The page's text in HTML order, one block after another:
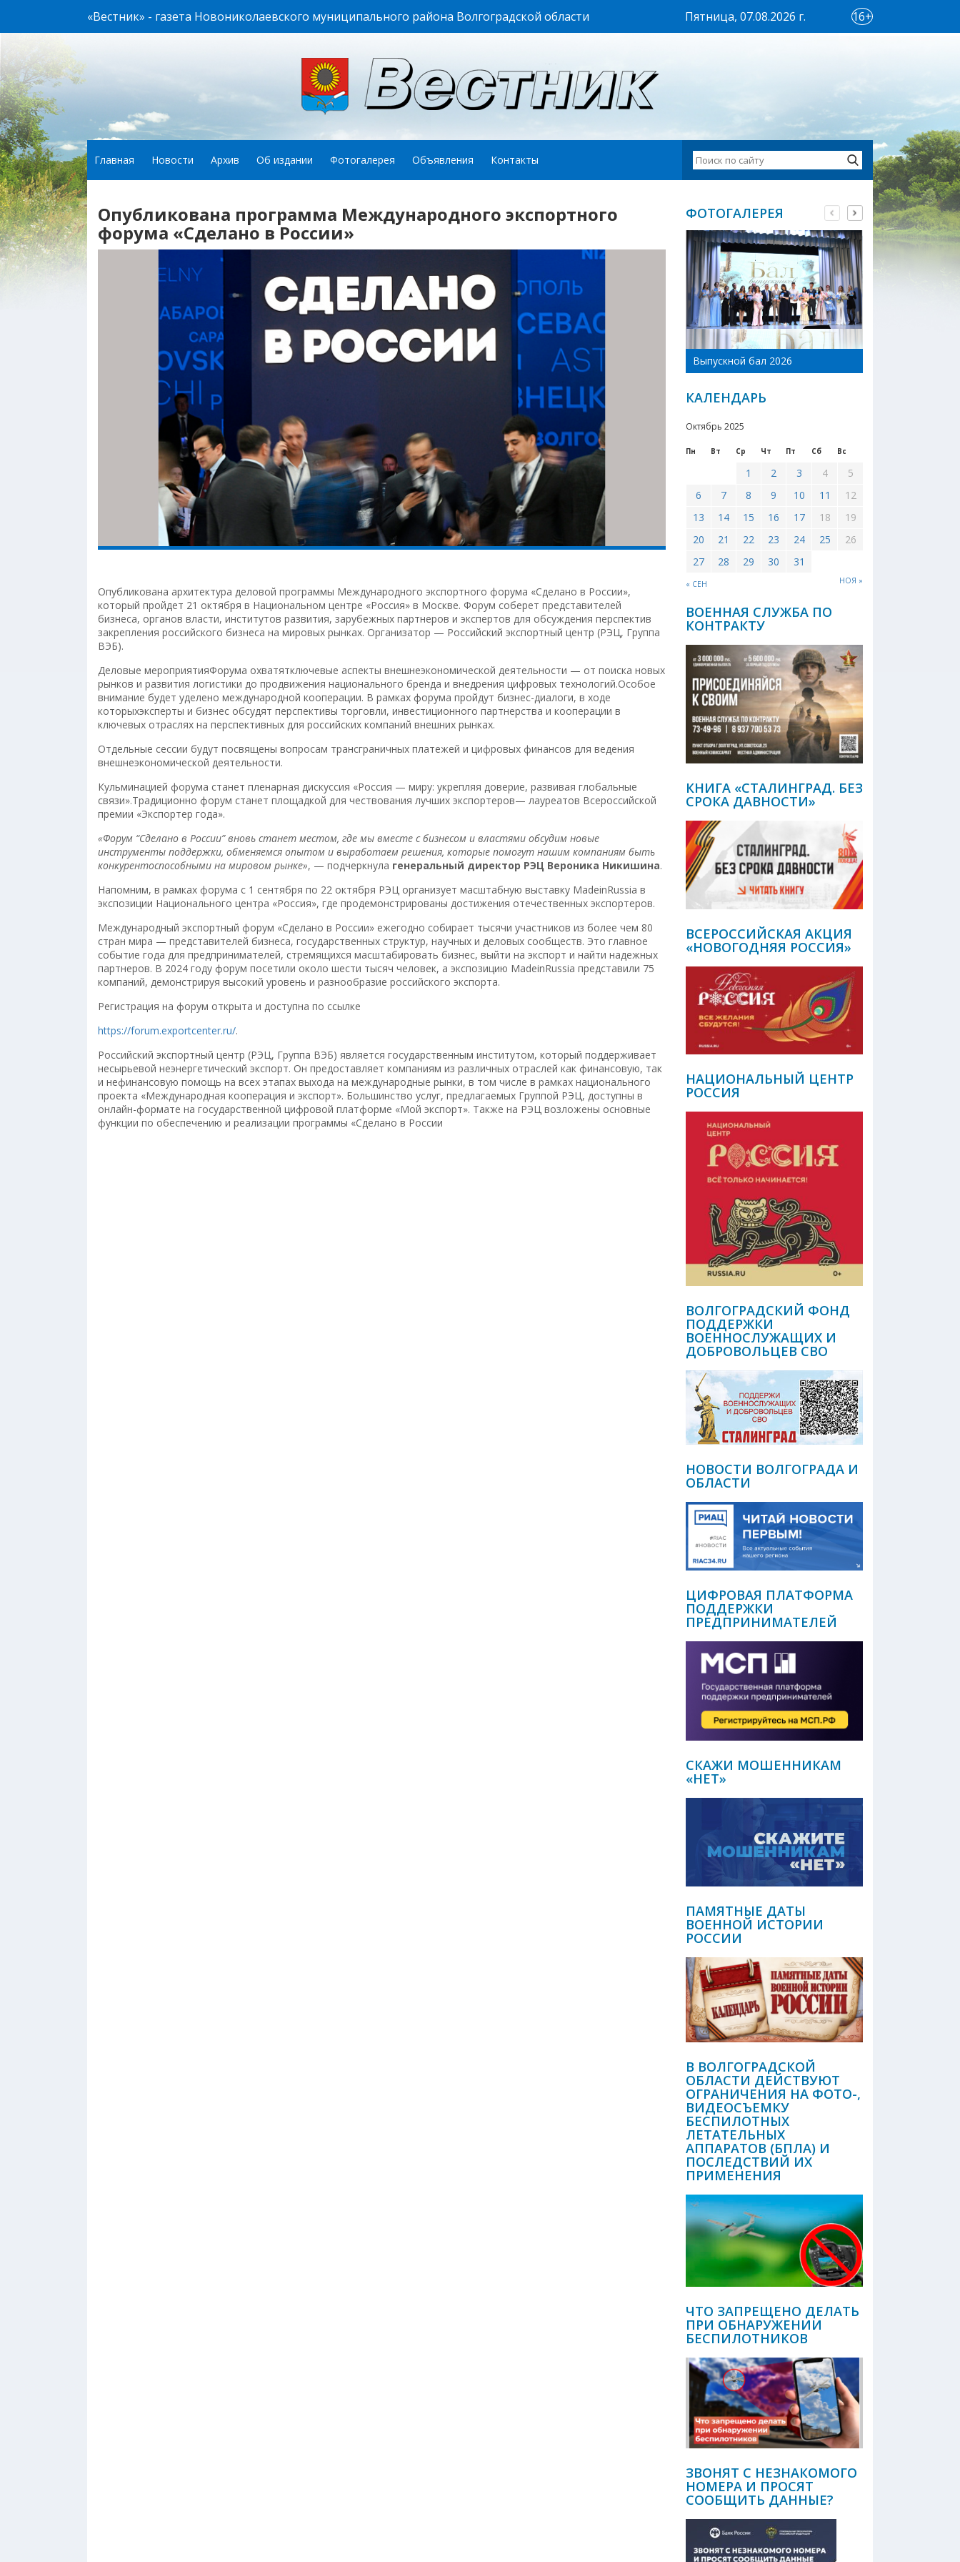
«Вестник» - газета Новониколаевского муниципального района Волгоградской области Пятница, 07.08.2026 г. 16+
Главная Новости Архив Об издании Фотогалерея Объявления Контакты
Опубликована программа Международного экспортного
форума «Сделано в России»
Опубликована архитектура деловой программы Международного экспортного форума «Сделано в России»,
который пройдет 21 октября в Национальном центре «Россия» в Москве. Форум соберет представителей
бизнеса, органов власти, институтов развития, зарубежных партнеров и экспертов для обсуждения перспектив
закрепления российского бизнеса на мировых рынках. Организатор — Российский экспортный центр (РЭЦ, Группа
ВЭБ).
Деловые мероприятияФорума охватятключевые аспекты внешнеэкономической деятельности — от поиска новых
рынков и развития логистики до продвижения национального бренда и внедрения цифровых технологий.Особое
внимание будет уделено международной кооперации. В рамках форума пройдут бизнес-диалоги, в ходе
которыхэксперты и бизнес обсудят перспективы торговли, инвестиционного партнерства и кооперации в
ключевых отраслях на перспективных для российских компаний внешних рынках.
Отдельные сессии будут посвящены вопросам трансграничных платежей и цифровых финансов для ведения
внешнеэкономической деятельности.
Кульминацией форума станет пленарная дискуссия «Россия — миру: укрепляя доверие, развивая глобальные
связи».Традиционно форум станет площадкой для чествования лучших экспортеров— лауреатов Всероссийской
премии «Экспортер года».
«Форум “Сделано в России” вновь станет местом, где мы вместе с бизнесом и властями обсудим новые
инструменты поддержки, обменяемся опытом и выработаем решения, которые помогут нашим компаниям быть
конкурентоспособными на мировом рынке», — подчеркнула генеральный директор РЭЦ Вероника Никишина.
Напомним, в рамках форума с 1 сентября по 22 октября РЭЦ организует масштабную выставку MadeinRussia в
экспозиции Национального центра «Россия», где продемонстрированы достижения отечественных экспортеров.
Международный экспортный форум «Сделано в России» ежегодно собирает тысячи участников из более чем 80
стран мира — представителей бизнеса, государственных структур, научных и деловых сообществ. Это главное
событие года для предпринимателей, стремящихся масштабировать бизнес, выйти на экспорт и найти надежных
партнеров. В 2024 году форум посетили около шести тысяч человек, а экспозицию MadeinRussia представили 75
компаний, демонстрируя высокий уровень и разнообразие российского экспорта.
Регистрация на форум открыта и доступна по ссылке
https://forum.exportcenter.ru/.
Российский экспортный центр (РЭЦ, Группа ВЭБ) является государственным институтом, который поддерживает
несырьевой неэнергетический экспорт. Он предоставляет компаниям из различных отраслей как финансовую, так
и нефинансовую помощь на всех этапах выхода на международные рынки, в том числе в рамках национального
проекта «Международная кооперация и экспорт». Большинство услуг, предлагаемых Группой РЭЦ, доступны в
онлайн-формате на государственной цифровой платформе «Мой экспорт». Также на РЭЦ возложены основные
функции по обеспечению и реализации программы «Сделано в России
ФОТОГАЛЕРЕЯ
Выпускной бал 2026
КАЛЕНДАРЬ
Октябрь 2025
Пн Вт Ср Чт Пт Сб Вс
« СЕН НОЯ »
1 2 3 4
5
6
7 8 9 10 11
12
13
14 15 16 17 18
19
20
21 22 23 24 25
26
27
28 29 30 31
ВОЕННАЯ СЛУЖБА ПО
КОНТРАКТУ
КНИГА «СТАЛИНГРАД. БЕЗ
СРОКА ДАВНОСТИ»
ВСЕРОССИЙСКАЯ АКЦИЯ
«НОВОГОДНЯЯ РОССИЯ»
НАЦИОНАЛЬНЫЙ ЦЕНТР
РОССИЯ
ВОЛГОГРАДСКИЙ ФОНД
ПОДДЕРЖКИ
ВОЕННОСЛУЖАЩИХ И
ДОБРОВОЛЬЦЕВ СВО
НОВОСТИ ВОЛГОГРАДА И
ОБЛАСТИ
ЦИФРОВАЯ ПЛАТФОРМА
ПОДДЕРЖКИ
ПРЕДПРИНИМАТЕЛЕЙ
СКАЖИ МОШЕННИКАМ
«НЕТ»
ПАМЯТНЫЕ ДАТЫ
ВОЕННОЙ ИСТОРИИ
РОССИИ
В ВОЛГОГРАДСКОЙ
ОБЛАСТИ ДЕЙСТВУЮТ
ОГРАНИЧЕНИЯ НА ФОТО-,
ВИДЕОСЪЕМКУ
БЕСПИЛОТНЫХ
ЛЕТАТЕЛЬНЫХ
АППАРАТОВ (БПЛА) И
ПОСЛЕДСТВИЙ ИХ
ПРИМЕНЕНИЯ
ЧТО ЗАПРЕЩЕНО ДЕЛАТЬ
ПРИ ОБНАРУЖЕНИИ
БЕСПИЛОТНИКОВ
ЗВОНЯТ С НЕЗНАКОМОГО
НОМЕРА И ПРОСЯТ
СООБЩИТЬ ДАННЫЕ?